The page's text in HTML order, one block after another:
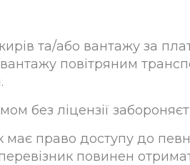
та/або вантажу за
повітряним
без ліцензії
має право доступу до
повинен